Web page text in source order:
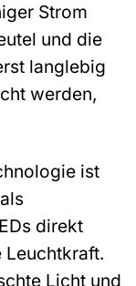
Strom
und die
langlebig
werden,
ist
direkt
Leuchtkraft.
Licht und